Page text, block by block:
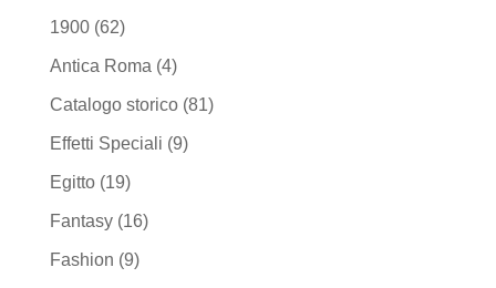
1900(62)
Antica Roma (4)
Catalogo storico(81)
Effetti Speciali (9)
Egitto(19)
Fantasy(16)
Fashion (9)